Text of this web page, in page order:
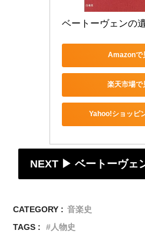
ベートーヴェンの
Amazonで
楽天市場で
Yahoo!ショッピ
NEXT ▶︎ ベートーヴェ
CATEGORY : 音楽史
TAGS :
人物史